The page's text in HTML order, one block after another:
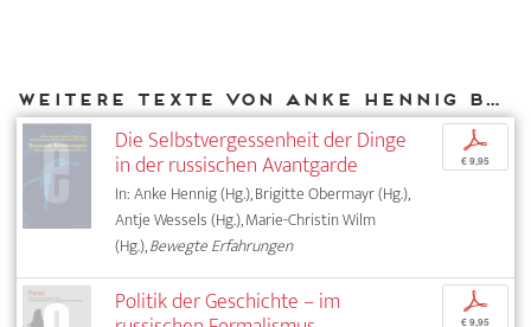
Weitere Texte von Anke Hennig bei DIAPHANES
Die Selbstvergessenheit der Dinge
in der russischen Avantgarde
In: Anke Hennig (Hg.), Brigitte Obermayr (Hg.),
Antje Wessels (Hg.), Marie-Christin Wilm
(Hg.),Bewegte Erfahrungen
p
€ 9,95
Politik der Geschichte – im p
€ 9,95